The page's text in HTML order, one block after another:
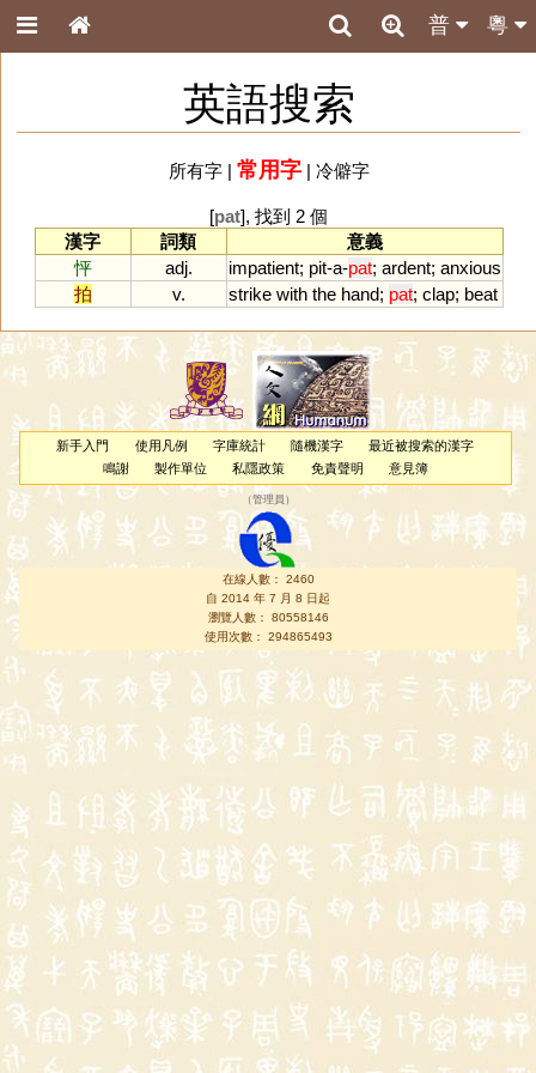
粵
普
英語搜索
所有字| 常用字| 冷僻字
[pat], 找到 2 個
漢字
詞類
意義
怦
adj. impatient; pit-a-pat; ardent; anxious
拍
v. strike with the hand; pat; clap; beat
新手入門 使用凡例 字庫統計 隨機漢字
最近被搜索的漢字
鳴謝
製作單位 私隱政策 免責聲明 意見簿
（管理員 ）
在線人數： 2460
自 2014 年 7 月 8 日起
瀏覽人數： 80558146
使用次數： 294865493